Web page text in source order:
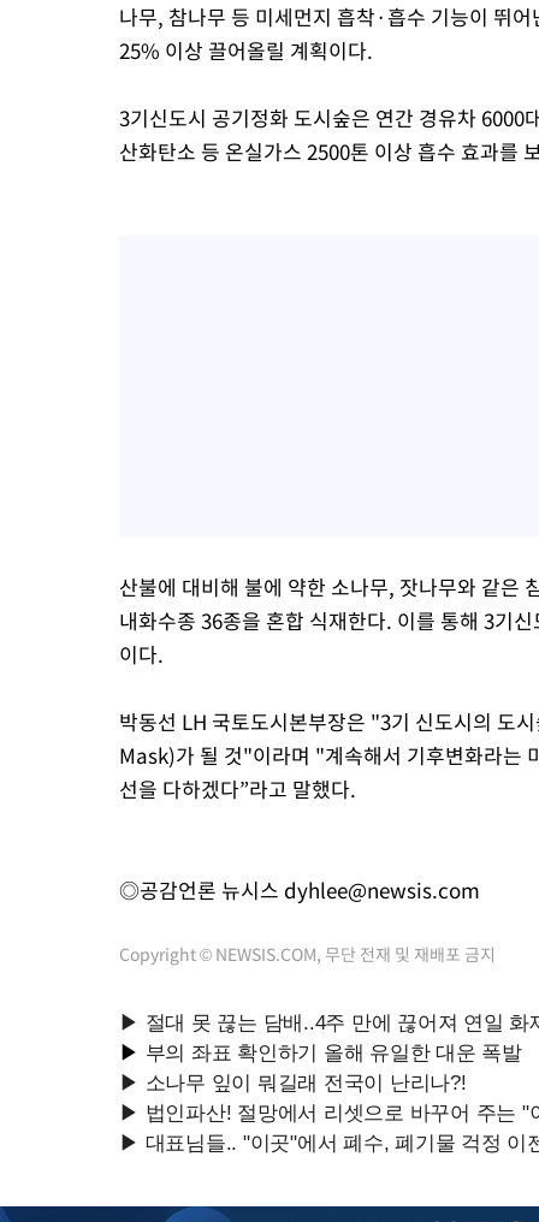
나무, 참나무 등 미세먼지 흡착·흡수 기능이 뛰
25% 이상 끌어올릴 계획이다.
3기신도시 공기정화 도시숲은 연간 경유차
산화탄소 등 온실가스 2500톤 이상 흡수 효과를
산불에 대비해 불에 약한 소나무, 잣나무와 같은
내화수종 36종을 혼합 식재한다. 이를 통해 3기
이다.
박동선 LH 국토도시본부장은 "3기 신도시의 도
Mask)가 될 것"이라며 "계속해서 기후변화라는
선을 다하겠다”라고 말했다.
◎공감언론 뉴시스 dyhlee@newsis.com
Copyright © NEWSIS.COM, 무단 전재 및 재배포 금지